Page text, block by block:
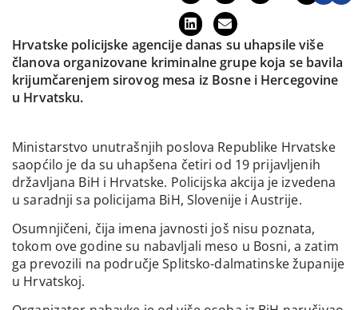
Hrvatske policijske agencije danas su uhapsile više
članova organizovane kriminalne grupe koja se bavila
krijumčarenjem sirovog mesa iz Bosne i Hercegovine
u Hrvatsku.
Ministarstvo unutrašnjih poslova Republike Hrvatske
saopćilo je da su uhapšena četiri od 19 prijavljenih
državljana BiH i Hrvatske. Policijska akcija je izvedena
u saradnji sa policijama BiH, Slovenije i Austrije.
Osumnjičeni, čija imena javnosti još nisu poznata,
tokom ove godine su nabavljali meso u Bosni, a zatim
ga prevozili na područje Splitsko-dalmatinske županije
u Hrvatskoj.